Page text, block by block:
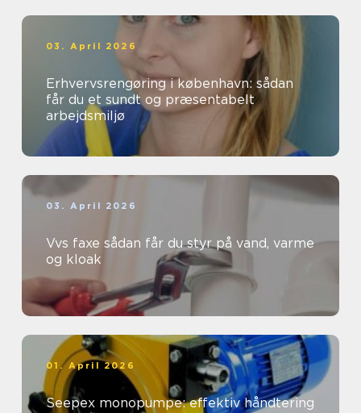
03. April 2026
Erhvervsrengøring i københavn: sådan
får du et sundt og præsentabelt
arbejdsmiljø
03. April 2026
Vvs faxe sådan får du styr på vand, varme
og kloak
01. April 2026
Seepex monopumpe: effektiv håndtering